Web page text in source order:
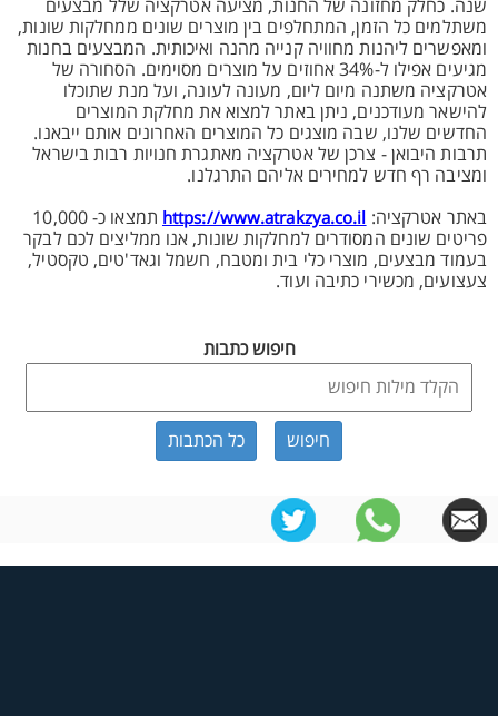
שנה. כחלק מחזונה של החנות, מציעה אטרקציה שלל מבצעים
משתלמים כל הזמן, המתחלפים בין מוצרים שונים ממחלקות שונות,
ומאפשרים ליהנות מחוויה קנייה מהנה ואיכותית. המבצעים בחנות
מגיעים אפילו ל-34% אחוזים על מוצרים מסוימים. הסחורה של
אטרקציה משתנה מיום ליום, מעונה לעונה, ועל מנת שתוכלו
להישאר מעודכנים, ניתן באתר למצוא את מחלקת המוצרים
החדשים שלנו, שבה מוצגים כל המוצרים האחרונים אותם ייבאנו.
תרבות היבואן - צרכן של אטרקציה מאתגרת חנויות רבות בישראל
ומציבה רף חדש למחירים אליהם התרגלנו.
באתר אטרקציה: https://www.atrakzya.co.il
תמצאו כ- 10,000
פריטים שונים המסודרים למחלקות שונות, אנו ממליצים לכם לבקר
בעמוד מבצעים, מוצרי כלי בית ומטבח, חשמל וגאד'טים, טקסטיל,
צעצועים, מכשירי כתיבה ועוד.
חיפוש כתבות
כל הכתבות